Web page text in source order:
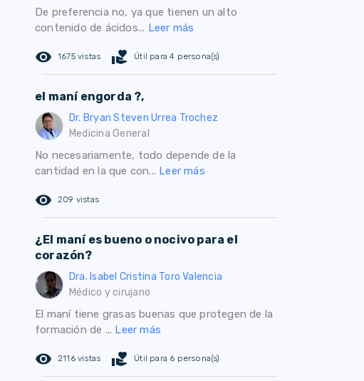
De preferencia no, ya que tienen un alto
contenido de ácidos... Leer más
remove_red_eye 1675 vistas volunteer_activism Útil para 4 persona(s)
el maní engorda ?,
Dr. Bryan Steven Urrea Trochez
Medicina General
No necesariamente, todo depende de la
cantidad en la que con... Leer más
remove_red_eye 209 vistas
¿El maní es bueno o nocivo para el
corazón?
Dra. Isabel Cristina Toro Valencia
Médico y cirujano
El maní tiene grasas buenas que protegen de la
formación de ... Leer más
remove_red_eye 2116 vistas volunteer_activism Útil para 6 persona(s)